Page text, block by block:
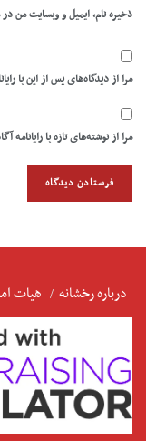
ذخیره نام، ایمیل و وبسایت من
مرا از دیدگاه‌های پس از این با
مرا از نوشته‌های تازه با رایانامه
درباره رخشانه هیات